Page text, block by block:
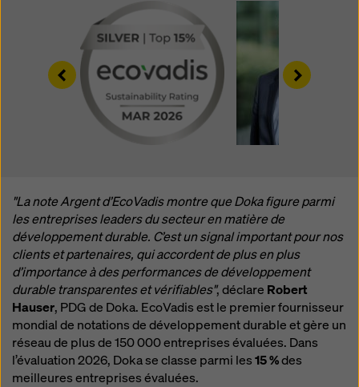
Left Right
"La note Argent d’EcoVadis montre que Doka figure parmi
les entreprises leaders du secteur en matière de
développement durable. C’est un signal important pour nos
clients et partenaires, qui accordent de plus en plus
d’importance à des performances de développement
durable transparentes et vérifiables", déclare Robert
Hauser, PDG de Doka. EcoVadis est le premier fournisseur
mondial de notations de développement durable et gère un
réseau de plus de 150 000 entreprises évaluées. Dans
l’évaluation 2026, Doka se classe parmi les15 %des
meilleures entreprises évaluées.
manière soient soumises à l'accès des autorités de
ces pays tiers à des fins de contrôle et de surveillance
et qu'il n'y ait pas de recours juridique efficace contre
cela. Vous pouvez rejeter tous les cookies nécessitant
un consentement en cliquant sur « Rejeter » ou en
ajustant vos paramètres de cookies en cliquant sur les
paramètres de cookies au bas de ce site web et en
utilisant les cases à cocher correspondantes. Vous
pouvez révoquer votre consentement à tout moment,
Vous trouverez de plus amples informations sur nos
cookiesdans notre politique de confidentialité . Nous
vous offrons également la possibilité de sélectionner
vos cookies (paramètres avancés des cookies).